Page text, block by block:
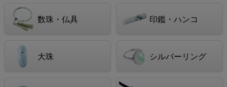
数珠・仏具 印鑑・ハンコ
大珠 シルバーリング